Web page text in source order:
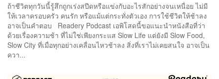
ถ้าชีวิตทุกวันนี้รู้สึกถูกเร่งสปีดหรือแข่งกับอะไรสักอย่างจนเหนื่อย ไม่มี
ให้เวลาครอบครัว คนรัก หรือแม้แต่กระทั่งตัวเอง การใช้ชีวิตให้ช้าลง
อาจเป็นคำตอบ Readery Podcast เอพิโสดนี้ขอแนะนำหนังสือที่ว่า
ด้วยเรื่องความช้า ที่ไม่ใช่เพียงกระแส Slow Life แต่ยังมี Slow Food,
Slow City ที่เมื่อทุกอย่างเคลื่อนไหวช้าลง สิ่งที่เราไม่เคยสนใจ อาจเป็น
ควา...